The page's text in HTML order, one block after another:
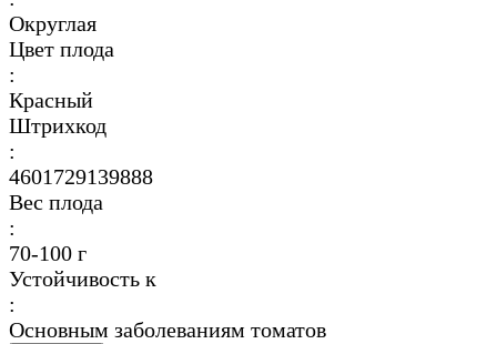
Округлая
Цвет плода
:
Красный
Штрихкод
:
4601729139888
Вес плода
:
70-100 г
Устойчивость к
:
Основным заболеваниям томатов